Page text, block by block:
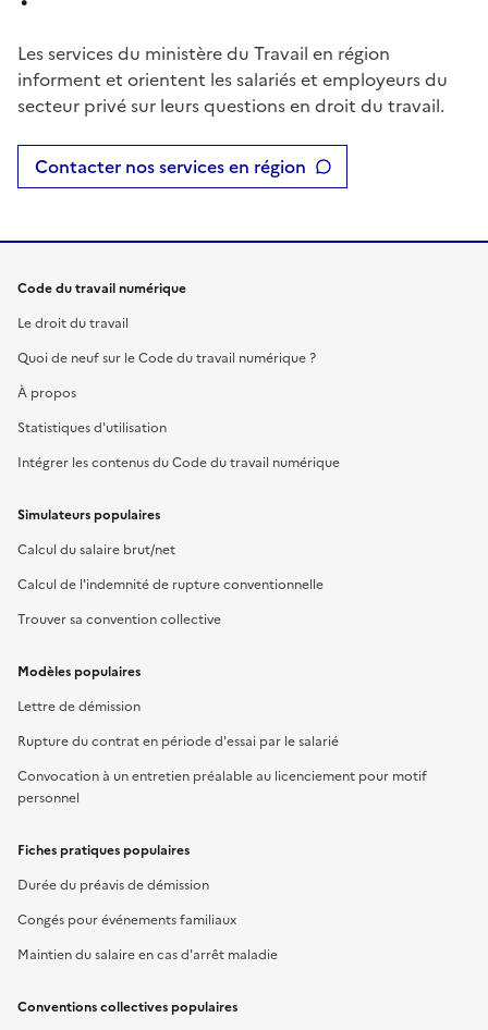
Les services du ministère du Travail en région
informent et orientent les salariés et employeurs du
secteur privé sur leurs questions en droit du travail.
Contacter nos services en région
Code du travail numérique
Le droit du travail
Quoi de neuf sur le Code du travail numérique ?
À propos
Statistiques d'utilisation
Intégrer les contenus du Code du travail numérique
Simulateurs populaires
Calcul du salaire brut/net
Calcul de l'indemnité de rupture conventionnelle
Trouver sa convention collective
Modèles populaires
Lettre de démission
Rupture du contrat en période d'essai par le salarié
Convocation à un entretien préalable au licenciement pour motif
personnel
Fiches pratiques populaires
Durée du préavis de démission
Congés pour événements familiaux
Maintien du salaire en cas d'arrêt maladie
Conventions collectives populaires